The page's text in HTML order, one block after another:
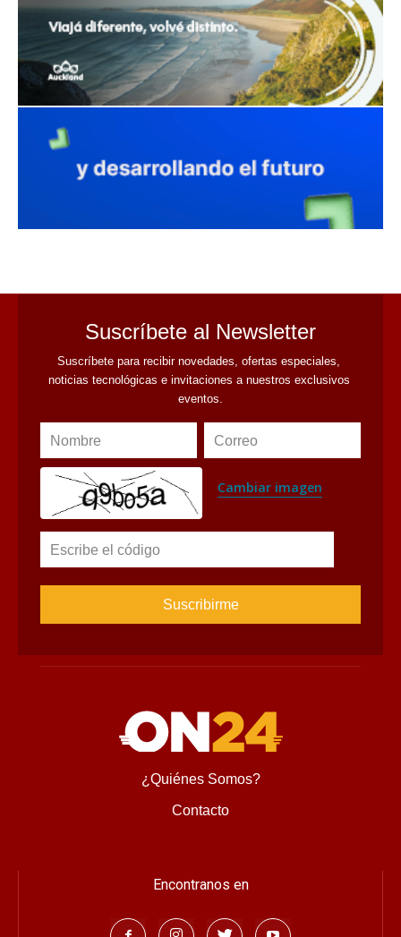
Suscríbete al Newsletter
Suscríbete para recibir novedades, ofertas especiales,
noticias tecnológicas e invitaciones a nuestros exclusivos
eventos.
Nombre Correo
Cambiar imagen
Escribe el código
¿Quiénes Somos?
Contacto
Encontranos en